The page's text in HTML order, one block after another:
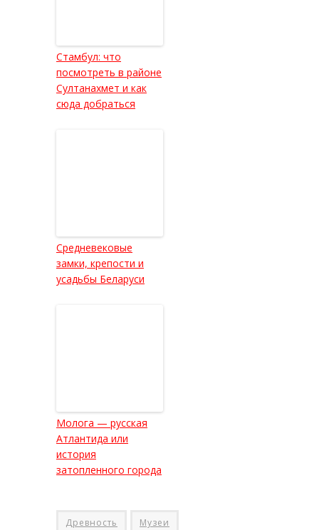
Стамбул: что
посмотреть в районе
Султанахмет и как
сюда добраться
Средневековые
замки, крепости и
усадьбы Беларуси
Молога — русская
Атлантида или
история
затопленного города
Древность Музеи